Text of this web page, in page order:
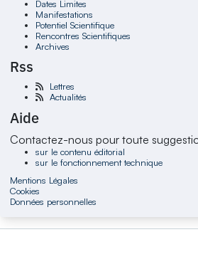
Dates Limites
Manifestations
Potentiel Scientifique
Rencontres Scientifiques
Archives
Rss
Lettres
Actualités
Aide
Contactez-nous pour toute
sur le contenu éditorial
sur le fonctionnement technique
Mentions Légales
Cookies
Données personnelles